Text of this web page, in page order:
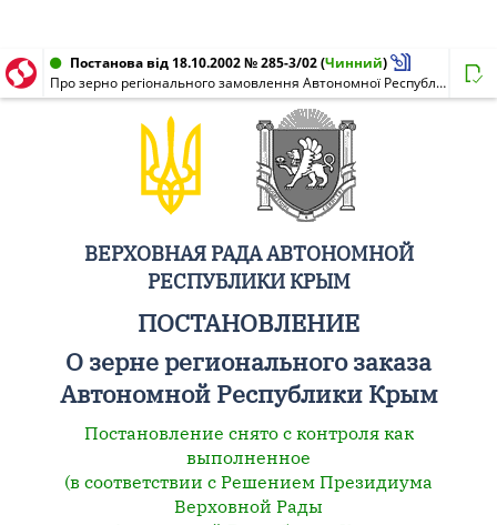
Постанова від 18.10.2002 № 285-3/02(Чинний)
Про зерно регіонального замовлення Автономної Республіки Крим
ВЕРХОВНАЯ РАДА АВТОНОМНОЙ
РЕСПУБЛИКИ КРЫМ
ПОСТАНОВЛЕНИЕ
О зерне регионального заказа
Автономной Республики Крым
Постановление снято с контроля как
выполненное
(в соответствии с Решением Президиума
Верховной Рады